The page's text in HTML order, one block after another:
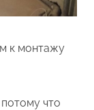
к монтажу
что